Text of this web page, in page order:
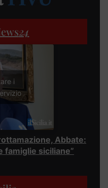
24
i
Abbate:
famiglie siciliane”